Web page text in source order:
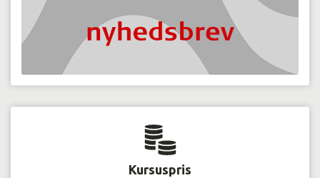
Kursuspris